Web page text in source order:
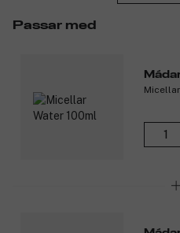
morgon och kväll, efter tvätt.
Produktnummer: 3090667
Passar med